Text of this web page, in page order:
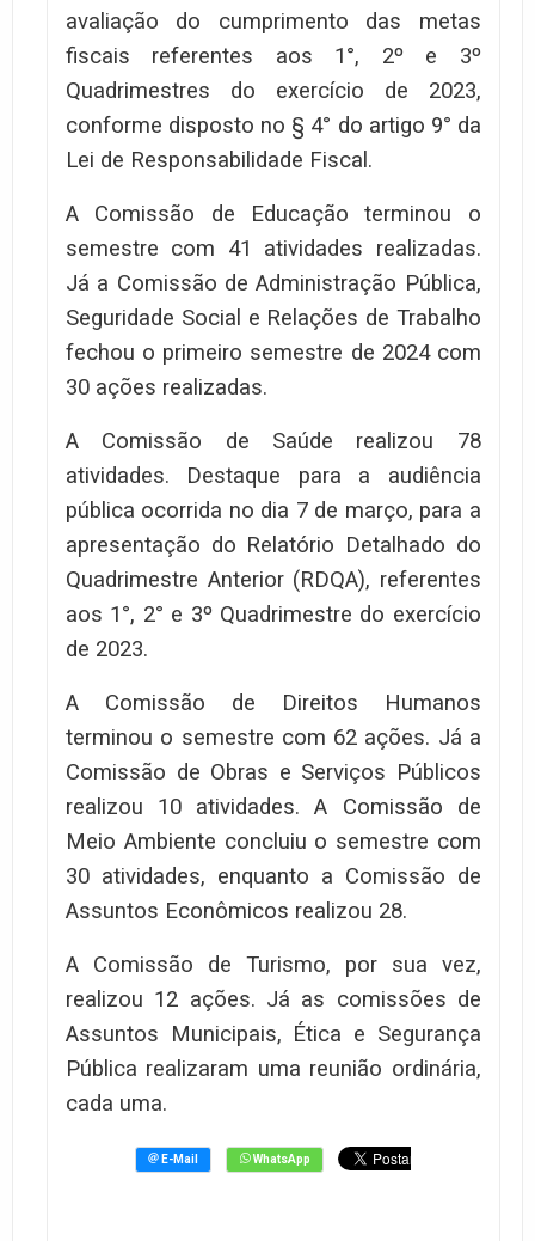
avaliação do cumprimento das metas
fiscais referentes aos 1°, 2º e 3º
Quadrimestres do exercício de 2023,
conforme disposto no § 4° do artigo 9° da
Lei de Responsabilidade Fiscal.
A Comissão de Educação terminou o
semestre com 41 atividades realizadas.
Já a Comissão de Administração Pública,
Seguridade Social e Relações de Trabalho
fechou o primeiro semestre de 2024 com
30 ações realizadas.
A Comissão de Saúde realizou 78
atividades. Destaque para a audiência
pública ocorrida no dia 7 de março, para a
apresentação do Relatório Detalhado do
Quadrimestre Anterior (RDQA), referentes
aos 1°, 2° e 3º Quadrimestre do exercício
de 2023.
A Comissão de Direitos Humanos
terminou o semestre com 62 ações. Já a
Comissão de Obras e Serviços Públicos
realizou 10 atividades. A Comissão de
Meio Ambiente concluiu o semestre com
30 atividades, enquanto a Comissão de
Assuntos Econômicos realizou 28.
A Comissão de Turismo, por sua vez,
realizou 12 ações. Já as comissões de
Assuntos Municipais, Ética e Segurança
Pública realizaram uma reunião ordinária,
cada uma.